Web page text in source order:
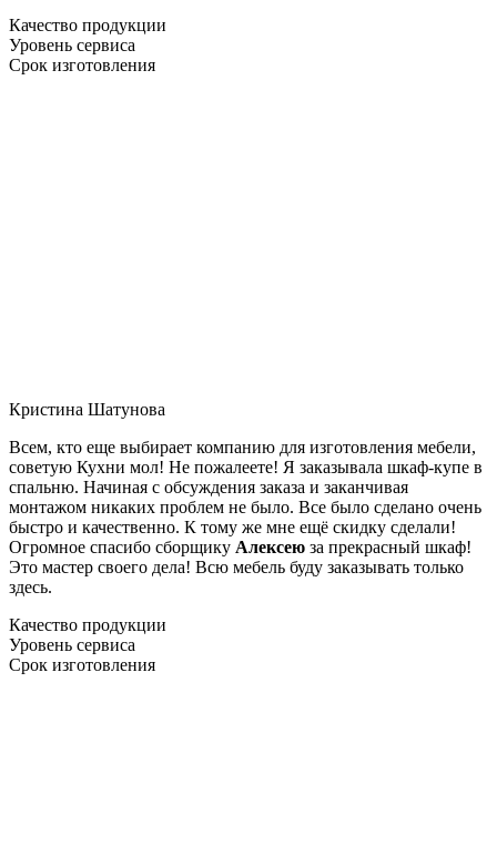
Качество продукции
Уровень сервиса
Срок изготовления
Кристина Шатунова
Всем, кто еще выбирает компанию для изготовления мебели,
советую Кухни мол! Не пожалеете! Я заказывала шкаф-купе в
спальню. Начиная с обсуждения заказа и заканчивая
монтажом никаких проблем не было. Все было сделано очень
быстро и качественно. К тому же мне ещё скидку сделали!
Огромное спасибо сборщику Алексею за прекрасный шкаф!
Это мастер своего дела! Всю мебель буду заказывать только
здесь.
Качество продукции
Уровень сервиса
Срок изготовления